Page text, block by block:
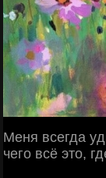
Мeня вceгда
чeго вcё это,